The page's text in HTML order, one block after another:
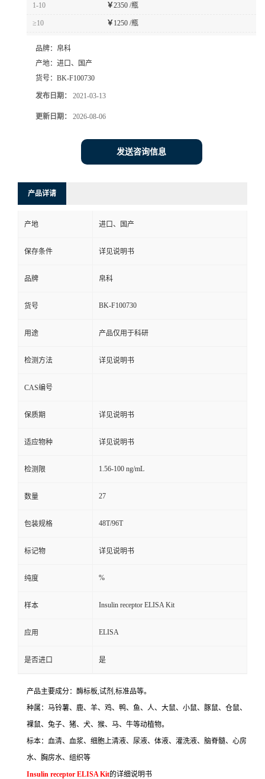
1-10 ￥2350 /瓶
≥10 ￥ 1250 /瓶
品牌： 帛科
产地： 进口、国产
货号： BK-F100730
发布日期： 2021-03-13
更新日期： 2026-08-06
发送咨询信息
产品详请
产地 进口、国产
保存条件 详见说明书
品牌 帛科
货号 BK-F100730
用途 产品仅用于科研
检测方法 详见说明书
CAS编号
保质期 详见说明书
适应物种 详见说明书
检测限 1.56-100 ng/mL
数量 27
包装规格 48T/96T
标记物 详见说明书
纯度 %
样本 Insulin receptor ELISA Kit
应用 ELISA
是否进口 是
产品主要成分：酶标板,试剂 ,标准品等。
种属：马铃薯、鹿、羊、鸡、鸭、鱼、人、大鼠、小鼠、豚鼠、仓鼠、
裸鼠、兔子、猪、犬、猴、马、牛等动植物。
标本：血清、血浆、细胞上清液、尿液、体液、灌洗液、脑脊髓、心房
水、胸房水、组织等
Insulin receptor ELISA Kit的详细说明书